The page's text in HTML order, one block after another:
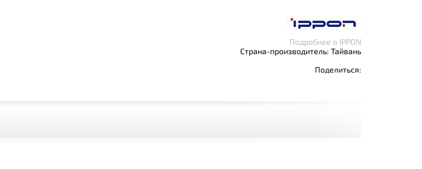
Подробнее о IPPON
Страна-производитель: Тайвань
Поделиться: